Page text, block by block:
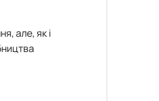
але, як і